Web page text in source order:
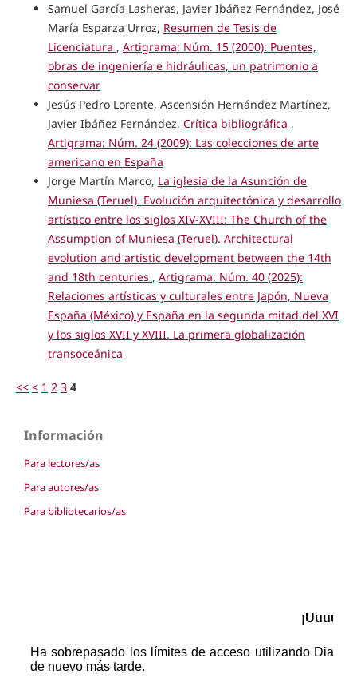
Samuel García Lasheras, Javier Ibáñez Fernández, José
María Esparza Urroz, Resumen de Tesis de
Licenciatura , Artigrama: Núm. 15 (2000): Puentes,
obras de ingeniería e hidráulicas, un patrimonio a
conservar
Jesús Pedro Lorente, Ascensión Hernández Martínez,
Javier Ibáñez Fernández, Crítica bibliográfica ,
Artigrama: Núm. 24 (2009): Las colecciones de arte
americano en España
Jorge Martín Marco, La iglesia de la Asunción de
Muniesa (Teruel). Evolución arquitectónica y desarrollo
artístico entre los siglos XIV-XVIII: The Church of the
Assumption of Muniesa (Teruel). Architectural
evolution and artistic development between the 14th
and 18th centuries , Artigrama: Núm. 40 (2025):
Relaciones artísticas y culturales entre Japón, Nueva
España (México) y España en la segunda mitad del XVI
y los siglos XVII y XVIII. La primera globalización
transoceánica
<< < 1 2 3 4
Información
Para lectores/as
Para autores/as
Para bibliotecarios/as